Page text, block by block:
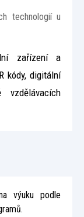
technologií u
zařízení a
kódy, digitální
výuku podle